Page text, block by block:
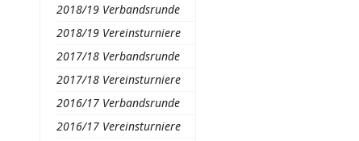
2018/19 Verbandsrunde
2018/19 Vereinsturniere
2017/18 Verbandsrunde
2017/18 Vereinsturniere
2016/17 Verbandsrunde
2016/17 Vereinsturniere